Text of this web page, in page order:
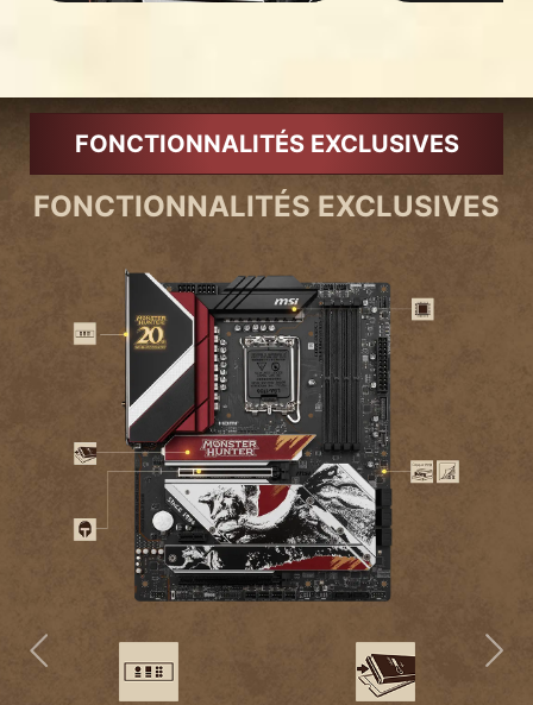
FONCTIONNALITÉS EXCLUSIVES
FONCTIONNALITÉS EXCLUSIVES